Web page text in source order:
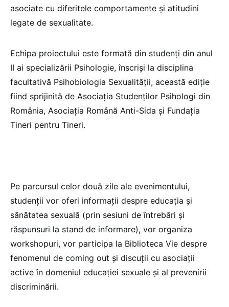
asociate cu diferitele comportamente și atitudini
legate de sexualitate.
Echipa proiectului este formată din studenți din anul
II ai specializării Psihologie, înscriși la disciplina
facultativă Psihobiologia Sexualității, această ediție
fiind sprijinită de Asociația Studenților Psihologi din
România, Asociația Română Anti-Sida și Fundația
Tineri pentru Tineri.
Pe parcursul celor două zile ale evenimentului,
studenții vor oferi informații despre educația și
sănătatea sexuală (prin sesiuni de întrebări și
răspunsuri la stand de informare), vor organiza
workshopuri, vor participa la Biblioteca Vie despre
fenomenul de coming out și discuții cu asociații
active în domeniul educației sexuale și al prevenirii
discriminării.